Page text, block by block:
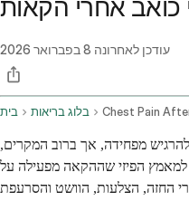
עודכן לאחרונה 8 בפברואר 2026
בית בלוג בריאות Chest Pain
מפחידה, אך ברוב המקרים,
הפיזי שההקאה מפעילה על
החזה, הצלעות, הוושט והסרעפת